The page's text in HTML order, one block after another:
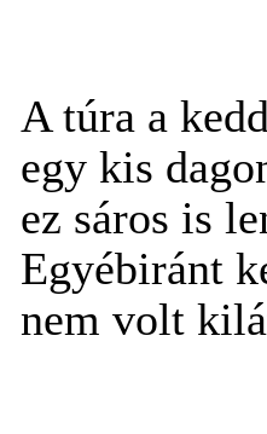
A túra a
egy kis
ez sáros is
Egyébiránt
nem volt